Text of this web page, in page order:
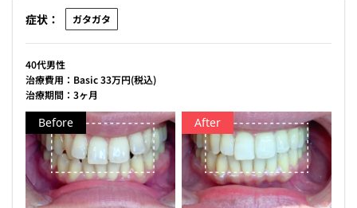
症状： ガタガタ
40代男性
治療費用：Basic 33万円(税込)
治療期間：3ヶ月
Before After